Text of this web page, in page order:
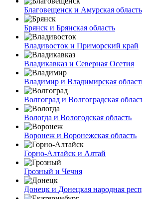
Благовещенск и Амурская область
Брянск и Брянская область
Владивосток и Приморский край
Владикавказ и Северная Осетия
Владимир и Владимирская
Волгоград и Волгоградская
Вологда и Вологодская область
Воронеж и Воронежская область
Горно-Алтайск и Алтай
Грозный и Чечня
Донецк и Донецкая народная